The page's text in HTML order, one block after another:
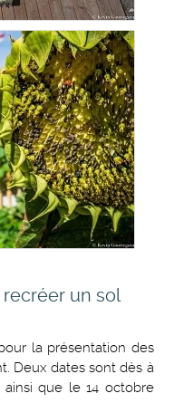
un sol
la présentation des
Deux dates sont dès à
que le 14 octobre